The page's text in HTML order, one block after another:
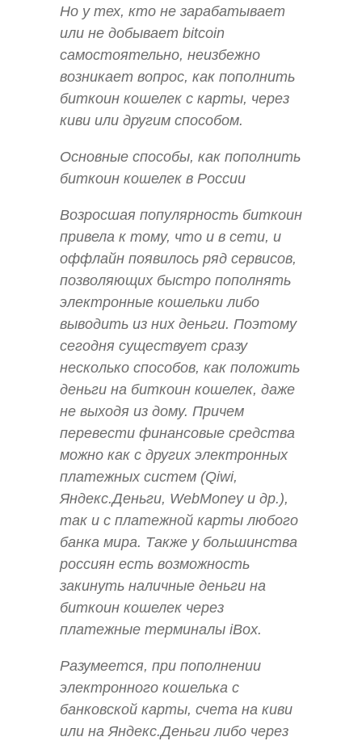
Но у тех, кто не зарабатывает
или не добывает bitcoin
самостоятельно, неизбежно
возникает вопрос, как пополнить
биткоин кошелек с карты, через
киви или другим способом.
Основные способы, как пополнить
биткоин кошелек в России
Возросшая популярность биткоин
привела к тому, что и в сети, и
оффлайн появилось ряд сервисов,
позволяющих быстро пополнять
электронные кошельки либо
выводить из них деньги. Поэтому
сегодня существует сразу
несколько способов, как положить
деньги на биткоин кошелек, даже
не выходя из дому. Причем
перевести финансовые средства
можно как с других электронных
платежных систем (Qiwi,
Яндекс.Деньги, WebMoney и др.),
так и с платежной карты любого
банка мира. Также у большинства
россиян есть возможность
закинуть наличные деньги на
биткоин кошелек через
платежные терминалы iBox.
Разумеется, при пополнении
электронного кошелька с
банковской карты, счета на киви
или на Яндекс.Деньги либо через